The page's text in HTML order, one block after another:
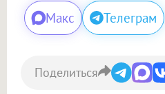
Макс Телеграм
Поделиться